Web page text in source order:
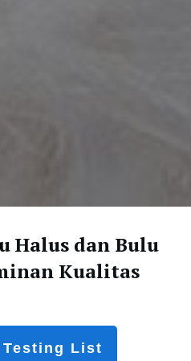
Halus dan Bulu
Kualitas
List